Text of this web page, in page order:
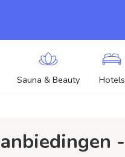
Sauna & Beauty Hotels